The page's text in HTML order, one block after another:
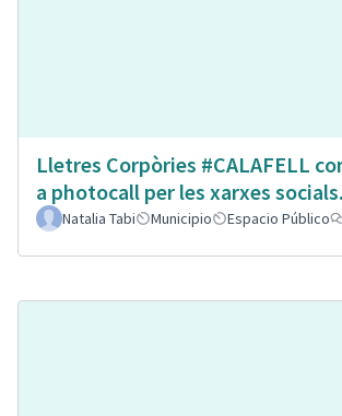
Lletres Corpòries #CALAFELL
a photocall per les xarxes socials.
Natalia Tabi Municipio Espacio Público